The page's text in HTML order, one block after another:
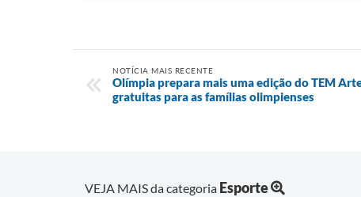
NOTÍCIA MAIS RECENTE
Olímpia prepara mais uma edição do TEM
gratuitas para as famílias olimpienses
VEJA MAIS da categoria Esporte